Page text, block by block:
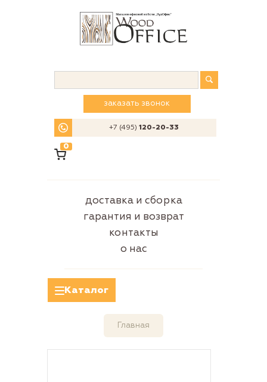
заказать звонок
+7 (495)120-20-33
0
доставка и сборка
гарантия и возврат
контакты
о нас
Каталог
Главная